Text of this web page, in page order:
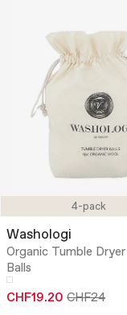
4-pack
Washologi
Organic Tumble Dryer
Balls
CHF19.20 CHF24